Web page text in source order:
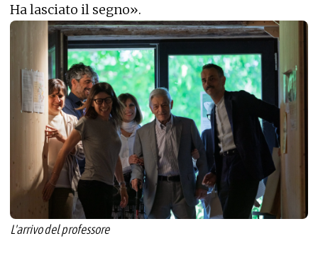
Ha lasciato il segno».
L'arrivo del professore